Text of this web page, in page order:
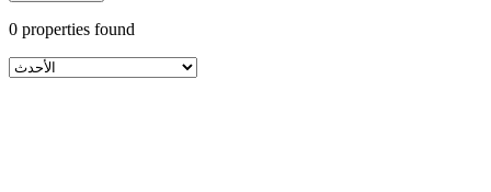
0 properties found